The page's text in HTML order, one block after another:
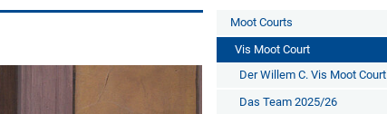
Moot Courts
Vis Moot Court
Der Willem C. Vis Moot Court
Das Team 2025/26